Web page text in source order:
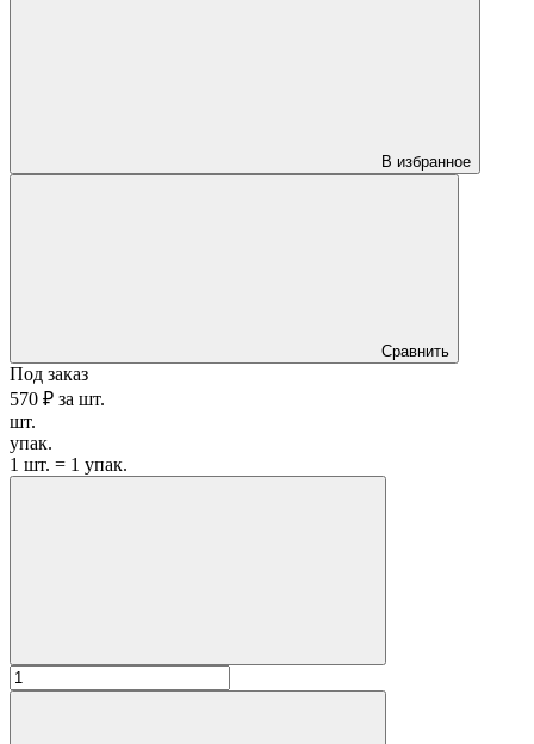
В избранное
Сравнить
Под заказ
570 ₽ за шт.
шт.
упак.
1 шт. = 1 упак.